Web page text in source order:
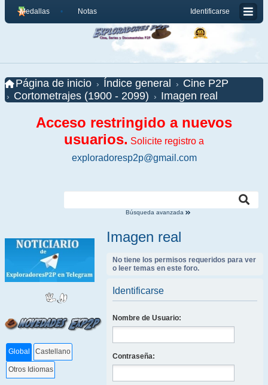
Identificarse
Medallas Notas
Página de inicio Índice general
Cine P2P
Cortometrajes (1900 - 2099)
Imagen real
Acceso restringido a nuevos
usuarios. Solicite registro a
exploradoresp2p@gmail.com
Búsqueda avanzada
Global Castellano
Otros Idiomas
Imagen real
No tiene los permisos requeridos para ver
o leer temas en este foro.
Identificarse
Nombre de Usuario:
Contraseña: